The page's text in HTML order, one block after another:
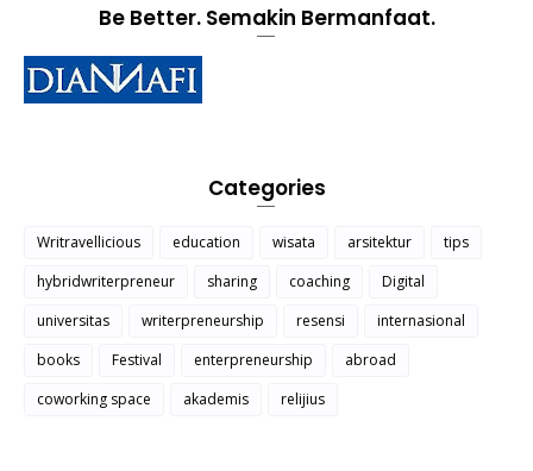
Be Better. Semakin Bermanfaat.
Categories
Writravellicious education wisata arsitektur
tips
hybridwriterpreneur
sharing coaching
Digital
universitas
writerpreneurship resensi
internasional
books
Festival enterpreneurship
abroad
coworking space
akademis relijius